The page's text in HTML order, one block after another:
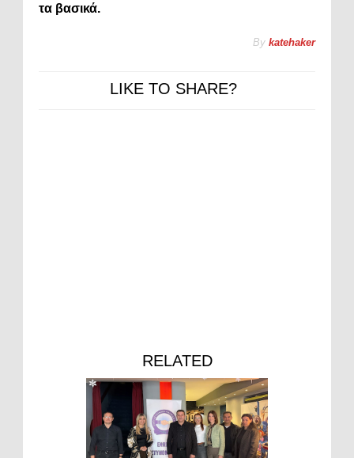
τα βασικά.
By katehaker
LIKE TO SHARE?
RELATED